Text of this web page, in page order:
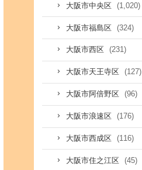
大阪市中央区 (1,020)
大阪市福島区 (324)
大阪市西区 (231)
大阪市天王寺区 (127)
大阪市阿倍野区 (96)
大阪市浪速区 (176)
大阪市西成区 (116)
大阪市住之江区 (45)